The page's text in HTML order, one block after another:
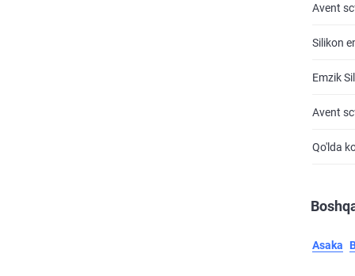
Avent
Silikon
Emzik
Avent
Qo'lda
Asaka